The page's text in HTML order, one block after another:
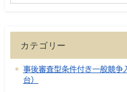
カテゴリー
事後審査型条件付き一般競争
台）